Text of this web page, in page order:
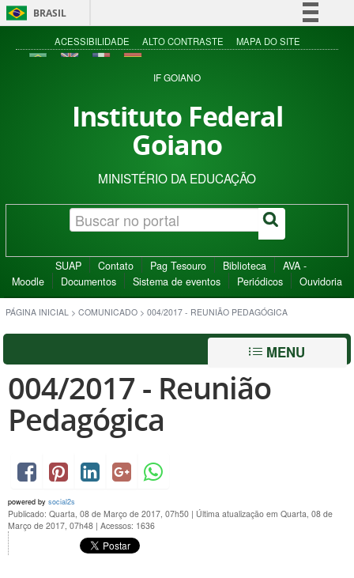
BRASIL
Simplifique!
Acesso à informação
ACESSIBILIDADE ALTO CONTRASTE MAPA DO SITE
IF GOIANO
Instituto Federal
Goiano
MINISTÉRIO DA EDUCAÇÃO
SUAP Contato Pag Tesouro Biblioteca
AVA -
Moodle
Documentos Sistema de eventos Periódicos Ouvidoria
PÁGINA INICIAL > COMUNICADO > 004/2017 - REUNIÃO PEDAGÓGICA
MENU
004/2017 - Reunião
Pedagógica
powered by social2s
Publicado: Quarta, 08 de Março de 2017, 07h50 | Última atualização em Quarta, 08 de
Março de 2017, 07h48 | Acessos: 1636